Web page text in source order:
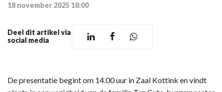
18 november 2025 18:00
Deel dit artikel via
social media
De presentatie begint om 14.00 uur in Zaal Kottink en vindt